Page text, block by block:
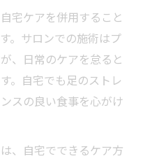
宅ケアを併用すること
。サロンでの施術はプ
、日常のケアを怠ると
。自宅でも足のストレ
スの良い食事を心がけ
、自宅でできるケア方